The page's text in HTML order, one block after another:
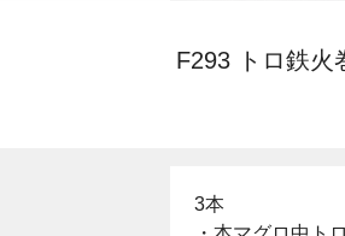
F293 トロ鉄火
3本